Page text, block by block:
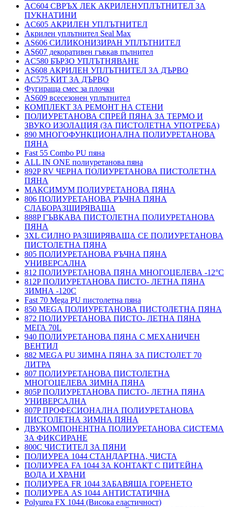
AC604 СВРЪХ ЛЕК АКРИЛЕНУПЛЪТНИТЕЛ ЗА
ПУКНАТИНИ
AC605 АКРИЛЕН УПЛЪТНИТЕЛ
Акрилен уплътнител Seal Max
AS606 СИЛИКОНИЗИРАН УПЛЪТНИТЕЛ
AS607 декоративен гъвкав пълнител
AC580 БЪРЗО УПЛЪТНЯВАНЕ
AS608 АКРИЛЕН УПЛЪТНИТЕЛ ЗА ДЪРВО
AC575 КИТ ЗА ДЪРВО
Фугираща смес за плочки
AS609 всесезонен уплътнител
КОМПЛЕКТ ЗА РЕМОНТ НА СТЕНИ
ПОЛИУРЕТАНОВА СПРЕЙ ПЯНА ЗА ТЕРМО И
ЗВУКО ИЗОЛАЦИЯ (ЗА ПИСТОЛЕТНА УПОТРЕБА)
890 МНОГОФУНКЦИОНАЛНА ПОЛИУРЕТАНОВА
ПЯНА
Fast 55 Combo PU пяна
ALL IN ONE полиуретанова пяна
892P RV ЧЕРНА ПОЛИУРЕТАНОВА ПИСТОЛЕТНА
ПЯНА
МАКСИМУМ ПОЛИУРЕТАНОВА ПЯНА
806 ПОЛИУРЕТАНОВА РЪЧНА ПЯНА
СЛАБОРАЗШИРЯВАЩА
888P ГЪВКАВА ПИСТОЛЕТНА ПОЛИУРЕТАНОВА
ПЯНА
3XL СИЛНО РАЗШИРЯВАЩА СЕ ПОЛИУРЕТАНОВА
ПИСТОЛЕТНА ПЯНА
805 ПОЛИУРЕТАНОВА РЪЧНА ПЯНА
УНИВЕРСАЛНА
812 ПОЛИУРЕТАНОВА ПЯНА МНОГОЦЕЛЕВА -12°C
812P ПОЛИУРЕТАНОВА ПИСТО- ЛЕТНА ПЯНА
ЗИМНА -120С
Fast 70 Mega PU пистолетна пяна
850 MEGA ПОЛИУРЕТАНОВА ПИСТОЛЕТНА ПЯНА
872 ПОЛИУРЕТАНОВА ПИСТО- ЛЕТНА ПЯНА
МЕГА 70L
940 ПОЛИУРЕТАНОВА ПЯНА С МЕХАНИЧЕН
ВЕНТИЛ
882 MEGA PU ЗИМНА ПЯНА ЗА ПИСТОЛЕТ 70
ЛИТРА
807 ПОЛИУРЕТАНОВА ПИСТОЛЕТНА
МНОГОЦЕЛЕВА ЗИМНА ПЯНА
805P ПОЛИУРЕТАНОВА ПИСТО- ЛЕТНА ПЯНА
УНИВЕРСАЛНА
807P ПРОФЕСИОНАЛНА ПОЛИУРЕТАНОВА
ПИСТОЛЕТНА ЗИМНА ПЯНА
ДВУКОМПОНЕНТНА ПОЛИУРЕТАНОВА СИСТЕМА
ЗА ФИКСИРАНЕ
800C ЧИСТИТЕЛ ЗА ПЯНИ
ПОЛИУРЕА 1044 СТАНДАРТНА, ЧИСТА
ПОЛИУРЕА FA 1044 ЗА КОНТАКТ С ПИТЕЙНА
ВОДА И ХРАНИ
ПОЛИУРЕА FR 1044 ЗАБАВЯЩА ГОРЕНЕТО
ПОЛИУРЕА AS 1044 АНТИСТАТИЧНА
Polyurea FX 1044 (Висока еластичност)